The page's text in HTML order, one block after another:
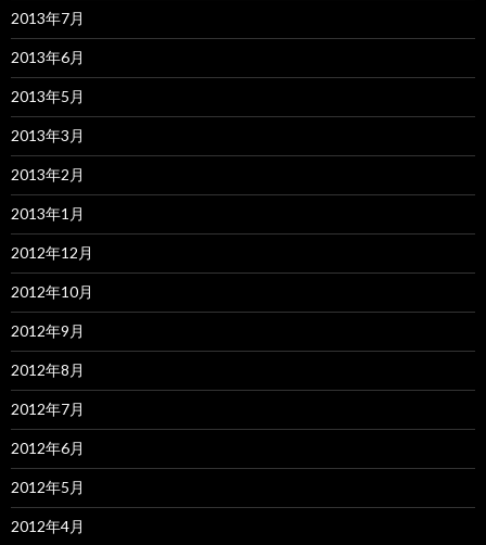
2013年7月
2013年6月
2013年5月
2013年3月
2013年2月
2013年1月
2012年12月
2012年10月
2012年9月
2012年8月
2012年7月
2012年6月
2012年5月
2012年4月